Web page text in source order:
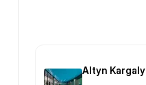
Altyn Kargaly